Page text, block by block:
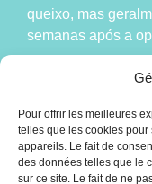
Pour offrir les meilleures
telles que les cookies
appareils. Le fait de
des données telles que le
sur ce site. Le fait de ne
queixo, mas
semanas após a
É recomendável
desportivas
mês.